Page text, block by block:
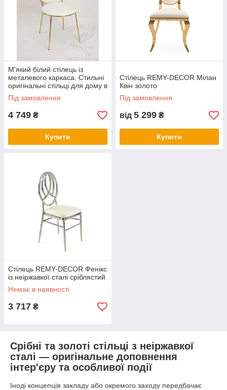
М'який білий стілець із
металевого каркаса. Стильні
оригінальні стільці для дому в
Україні гуртом
Під замовлення
4 749 ₴
Купити
Стілець REMY-DECOR Мілан
Квін золото
Під замовлення
від 5 299 ₴
Купити
Стілець REMY-DECOR Фенікс
із неіржавкої сталі сріблястий
Немає в наявності
3 717 ₴
Срібні та золоті стільці з неіржавкої
сталі — оригінальне доповнення
інтер'єру та особливої події
Іноді концепція закладу або окремого заходу передбачає